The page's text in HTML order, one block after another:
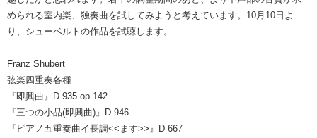
められる室内楽、独奏曲を試してみようと考えています。10月10日よ
り、シューベルトの作品を試聴します。
Franz Shubert
弦楽四重奏各種
『即興曲』D 935 op.142
『三つの小品(即興曲)』D 946
『ピアノ五重奏曲イ長調<<ます>>』D 667